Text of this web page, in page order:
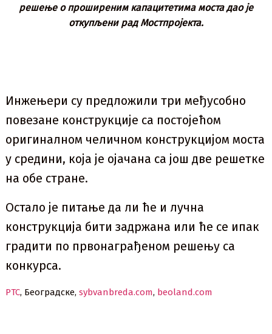
решење о проширеним капацитетима моста дао је
откупљени рад Мостпројекта.
Инжењери су предложили три међусобно
повезане конструкције са постојећом
оригиналном челичном конструкцијом моста
у средини, која је ојачана са још две решетке
на обе стране.
Остало је питање да ли ће и лучна
конструкција бити задржана или ће се ипак
градити по првонаграђеном решењу са
конкурса.
РТС, Београдске,sybvanbreda.com, beoland.com